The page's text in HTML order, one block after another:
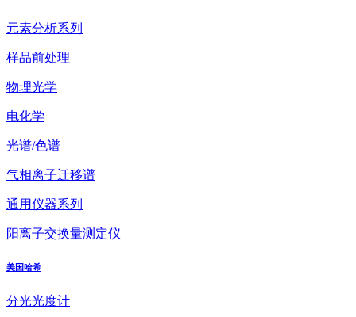
元素分析系列
样品前处理
物理光学
电化学
光谱/色谱
气相离子迁移谱
通用仪器系列
阳离子交换量测定仪
美国哈希
分光光度计